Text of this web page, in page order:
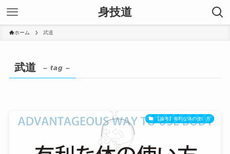
身技道
ホーム 武道
武道 – tag –
【論考】有利な体の使い方